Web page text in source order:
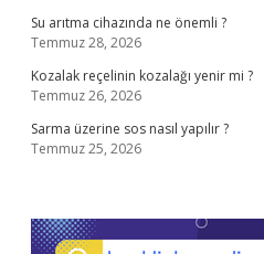
Su arıtma cihazında ne önemli ?
Temmuz 28, 2026
Kozalak reçelinin kozalağı yenir mi ?
Temmuz 26, 2026
Sarma üzerine sos nasıl yapılır ?
Temmuz 25, 2026